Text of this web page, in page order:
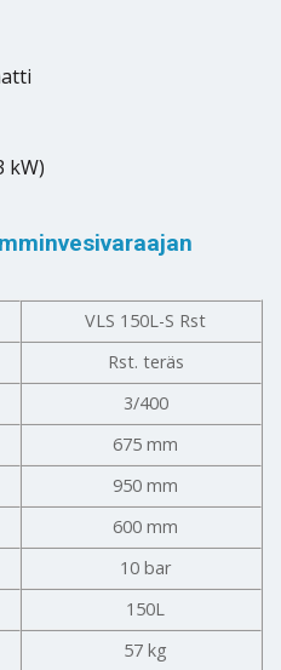
kW)
VLS 150L-S Rst
Rst. teräs
3/400
675 mm
950 mm
600 mm
10 bar
150L
57 kg